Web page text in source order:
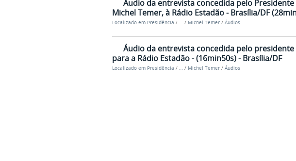
Áudio da entrevista concedida pelo
Michel Temer, à Rádio Estadão - Brasília/DF
Localizado em Presidência / … / Michel Temer / Áudios
Áudio da entrevista concedida pelo presidente
para a Rádio Estadão - (16min50s) - Brasília/DF
Localizado em Presidência / … / Michel Temer / Áudios